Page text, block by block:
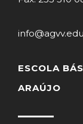
ESCOLA
ARAÚJO